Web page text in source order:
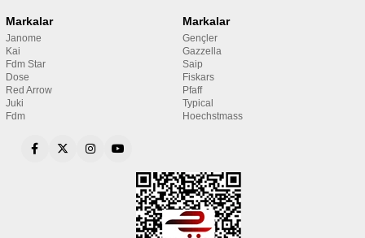
Markalar
Janome
Kai
Fdm Star
Dose
Red Arrow
Juki
Fdm
Markalar
Gençler
Gazzella
Saip
Fiskars
Pfaff
Typical
Hoechstmass